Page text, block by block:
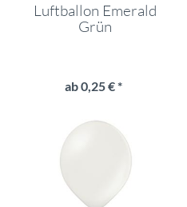
Luftballon Emerald
Grün
ab 0,25 € *